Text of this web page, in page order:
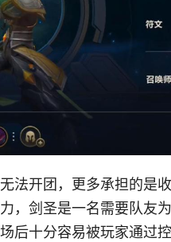
法开团，更多承担的是
，剑圣是一名需要队友
后十分容易被玩家通过